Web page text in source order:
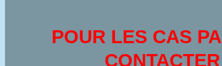
POUR LES CAS